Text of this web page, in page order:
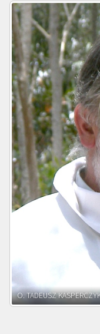
O. ADNRZEJ LEŚNIARA SJ